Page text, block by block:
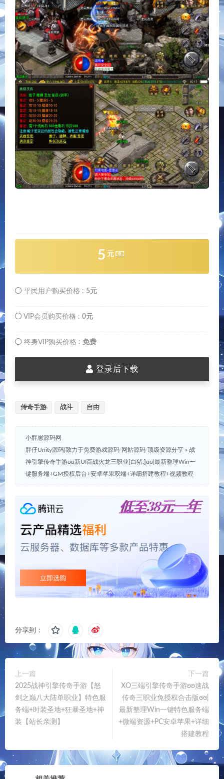
5 元
平民用户购买价格 : 5元
VIP会员购买价格 : 0元
终身VIP购买价格 : 免费
登录后下载
传奇手游 战斗 自由
小胖崽源码网
胖仔Unity源码|致力于免费游戏源码-网站源码-顶级资源分享 » 战
神引擎传奇手游ʚʚ新UI百战火龙三职业[白猪.]ɞɞ|最新整理Win一
键服务端+GM授权后台+安卓苹果双端+详细搭建教程+视频教程
分享到：
上一篇
2025战神引擎传奇手游【怒
剑之巅八大陆单职业】特色服
务端+时装圣地+狂暴圣地+神
装【站长亲测】
下一篇
XO三端引擎传奇手游ʚʚ速战
传奇三职业免授权合击版ɞɞ|
最新整理Win一键特色服务端
+微端资源+PC安卓苹果+详细
搭建教程